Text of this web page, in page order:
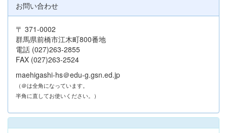
お問い合わせ
〒 371-0002
群馬県前橋市江木町800番地
電話 (027)263-2855
FAX (027)263-2524
maehigashi-hs＠edu-g.gsn.ed.jp
（＠は全角になっています。
半角に直してお使いください。）